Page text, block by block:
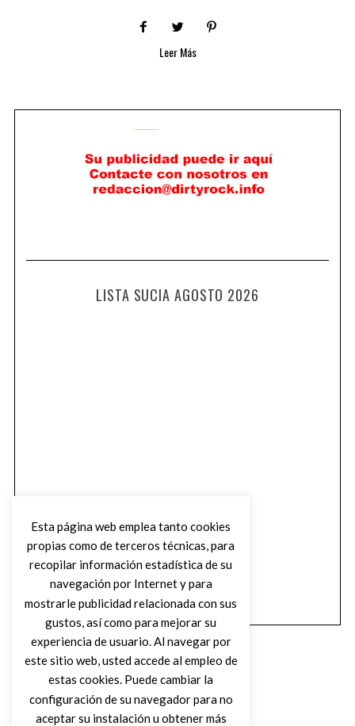
Leer Más
LISTA SUCIA AGOSTO 2026
Esta página web emplea tanto cookies
propias como de terceros técnicas, para
recopilar información estadística de su
navegación por Internet y para
mostrarle publicidad relacionada con sus
gustos, así como para mejorar su
experiencia de usuario. Al navegar por
este sitio web, usted accede al empleo de
estas cookies. Puede cambiar la
configuración de su navegador para no
aceptar su instalación u obtener más